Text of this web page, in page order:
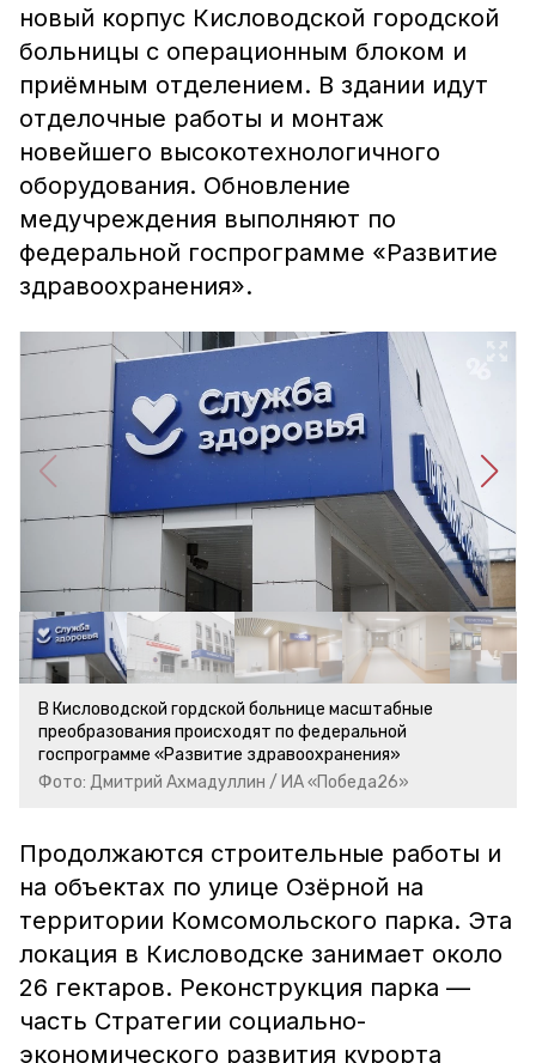
новый корпус Кисловодской городской
больницы с операционным блоком и
приёмным отделением. В здании идут
отделочные работы и монтаж
новейшего высокотехнологичного
оборудования. Обновление
медучреждения выполняют по
федеральной госпрограмме «Развитие
здравоохранения».
В Кисловодской гордской больнице масштабные
преобразования происходят по федеральной
госпрограмме «Развитие здравоохранения»
Фото: Дмитрий Ахмадуллин / ИА «Победа26»
Продолжаются строительные работы и
на объектах по улице Озёрной на
территории Комсомольского парка. Эта
локация в Кисловодске занимает около
26 гектаров. Реконструкция парка —
часть Стратегии социально-
экономического развития курорта